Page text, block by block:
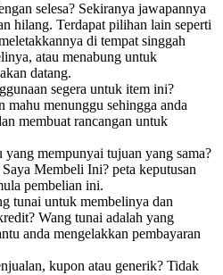
selesa? Sekiranya jawapannya
hilang. Terdapat pilihan lain seperti
di tempat singgah
atau menabung untuk
datang.
segera untuk item ini?
menunggu sehingga anda
membuat rancangan untuk
mempunyai tujuan yang sama?
Membeli Ini? peta keputusan
pembelian ini.
tunai untuk membelinya dan
Wang tunai adalah yang
anda mengelakkan pembayaran
kupon atau generik? Tidak